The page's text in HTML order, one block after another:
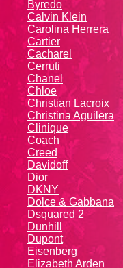
Byredo
Calvin Klein
Carolina Herrera
Cartier
Caсhаrеl
Cerruti
Chanel
Chloe
Christian Lacroix
Christina Aguilera
Cliniquе
Coach
Creed
Davidoff
Dior
DKNY
Dolce & Gabbana
Dsquared 2
Dunhill
Dupont
Eisenberg
Elizabeth Arden